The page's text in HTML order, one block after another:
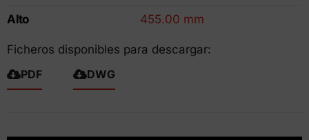
Alto
455.00 mm
Ficheros disponibles para descargar:
PDF
DWG